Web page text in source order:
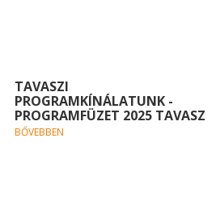
TAVASZI
PROGRAMKÍNÁLATUNK -
PROGRAMFÜZET 2025 TAVASZ
BŐVEBBEN